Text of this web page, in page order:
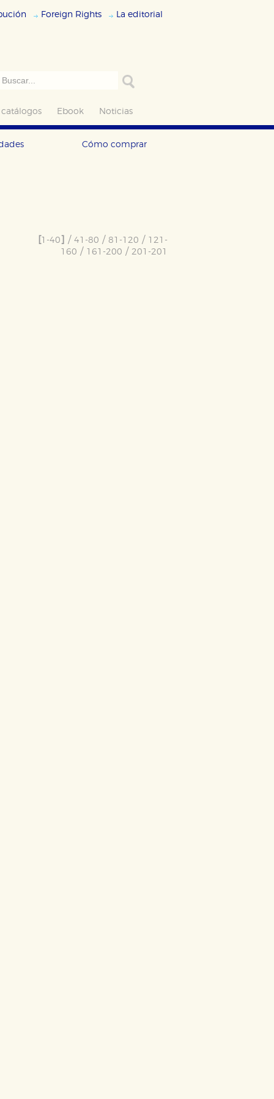
Foreign Rights La editorial
Ebook Noticias
Cómo comprar
1-40 / 41-80 / 81-120 / 121-
160 / 161-200 / 201-201